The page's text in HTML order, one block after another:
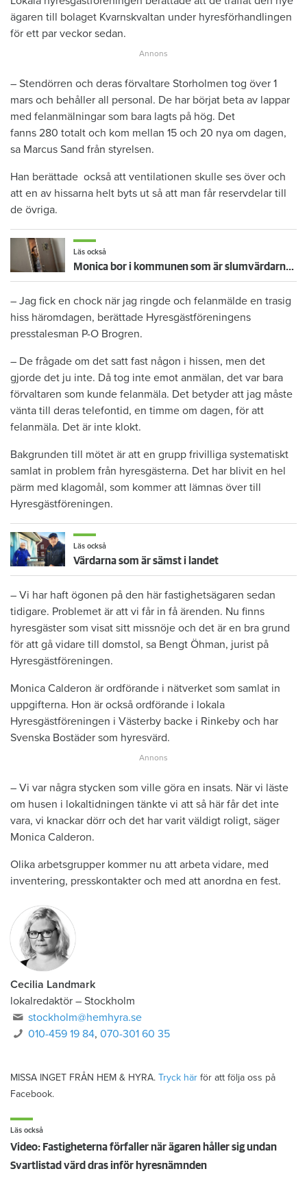
ägaren till bolaget Kvarnskvaltan under hyresförhandlingen
för ett par veckor sedan.
– Stendörren och deras förvaltare Storholmen tog över 1
mars och behåller all personal. De har börjat beta av lappar
med felanmälningar som bara lagts på hög. Det
fanns 280 totalt och kom mellan 15 och 20 nya om dagen,
sa Marcus Sand från styrelsen.
Han berättade också att ventilationen skulle ses över och
att en av hissarna helt byts ut så att man får reservdelar till
de övriga.
Läs också
Monica bor i kommunen som är slumvärdarnas hemvist: "De köper billigt och vill tjäna pengar"
– Jag fick en chock när jag ringde och felanmälde en trasig
hiss häromdagen, berättade Hyresgästföreningens
presstalesman P-O Brogren.
– De frågade om det satt fast någon i hissen, men det
gjorde det ju inte. Då tog inte emot anmälan, det var bara
förvaltaren som kunde felanmäla. Det betyder att jag måste
vänta till deras telefontid, en timme om dagen, för att
felanmäla. Det är inte klokt.
Bakgrunden till mötet är att en grupp frivilliga systematiskt
samlat in problem från hyresgästerna. Det har blivit en hel
pärm med klagomål, som kommer att lämnas över till
Hyresgästföreningen.
Läs också
Värdarna som är sämst i landet
– Vi har haft ögonen på den här fastighetsägaren sedan
tidigare. Problemet är att vi får in få ärenden. Nu finns
hyresgäster som visat sitt missnöje och det är en bra grund
för att gå vidare till domstol, sa Bengt Öhman, jurist på
Hyresgästföreningen.
Monica Calderon är ordförande i nätverket som samlat in
uppgifterna. Hon är också ordförande i lokala
Hyresgästföreningen i Västerby backe i Rinkeby och har
Svenska Bostäder som hyresvärd.
– Vi var några stycken som ville göra en insats. När vi läste
om husen i lokaltidningen tänkte vi att så här får det inte
vara, vi knackar dörr och det har varit väldigt roligt, säger
Monica Calderon.
Olika arbetsgrupper kommer nu att arbeta vidare, med
inventering, presskontakter och med att anordna en fest.
Cecilia Landmark
lokalredaktör – Stockholm
stockholm@hemhyra.se
010-459 19 84,070-301 60 35
MISSA INGET FRÅN HEM & HYRA. Tryck här för att följa oss på
Facebook.
Läs också
Video: Fastigheterna förfaller när ägaren håller sig undan
Svartlistad värd dras inför hyresnämnden